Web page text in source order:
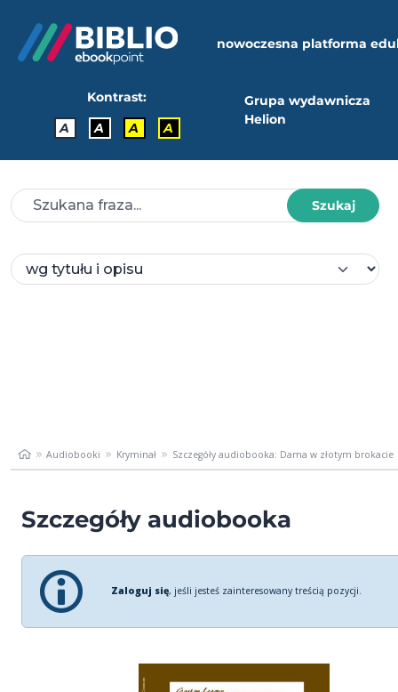
nowoczesna platforma
Kontrast:
A
A A A
Grupa wydawnicza
Helion
Szukaj
Audiobooki Kryminał Szczegóły audiobooka: Dama w złotym brokacie
Szczegóły audiobooka
Zaloguj się, jeśli jesteś zainteresowany treścią pozycji.